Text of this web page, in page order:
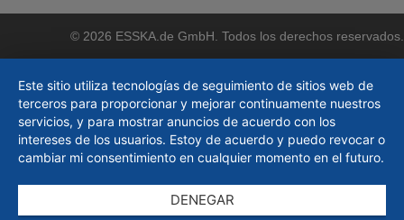
© 2026 ESSKA.de GmbH. Todos los derechos reservados.
Este sitio utiliza tecnologías de seguimiento de sitios web de
terceros para proporcionar y mejorar continuamente nuestros
servicios, y para mostrar anuncios de acuerdo con los
intereses de los usuarios. Estoy de acuerdo y puedo revocar o
cambiar mi consentimiento en cualquier momento en el futuro.
DENEGAR